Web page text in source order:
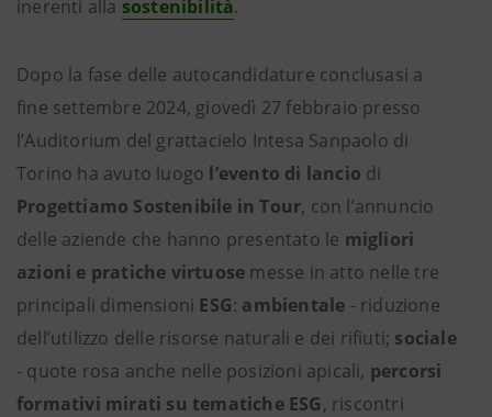
inerenti alla sostenibilità.
Dopo la fase delle autocandidature conclusasi a
fine settembre 2024, giovedì 27 febbraio presso
l’Auditorium del grattacielo Intesa Sanpaolo di
Torino ha avuto luogo l’evento di lancio di
Progettiamo Sostenibile in Tour, con l’annuncio
delle aziende che hanno presentato le migliori
azioni e pratiche virtuose messe in atto nelle tre
principali dimensioni ESG: ambientale - riduzione
dell’utilizzo delle risorse naturali e dei rifiuti; sociale
- quote rosa anche nelle posizioni apicali, percorsi
formativi mirati su tematiche ESG, riscontri